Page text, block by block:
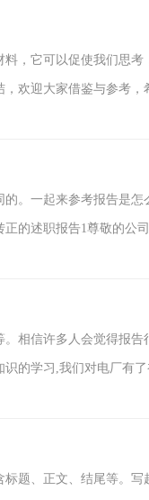
，它可以促使我们思
欢迎大家借鉴与参考，
。一起来参考报告是
的述职报告1尊敬的公
相信许多人会觉得报
的学习,我们对电厂有了
题、正文、结尾等。